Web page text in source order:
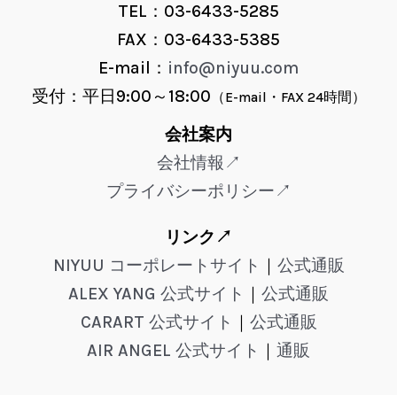
TEL：03-6433-5285
FAX：03-6433-5385
E-mail： info@niyuu.com
受付：平日9:00～18:00 （E-mail・FAX 24時間）
会社案内
会社情報↗
プライバシーポリシー↗
リンク↗
NIYUU コーポレートサイト ｜ 公式通販
ALEX YANG 公式サイト ｜ 公式通販
CARART 公式サイト ｜ 公式通販
AIR ANGEL 公式サイト ｜ 通販